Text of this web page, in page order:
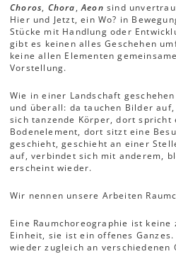
Choros, Chora,Aeon sind
Hier und Jetzt, ein Wo? in
Stücke mit Handlung oder
gibt es keinen alles Geschehen
keine allen Elementen
Vorstellung.
Wie in einer Landschaft
und überall: da tauchen Bilder auf,
sich tanzende Körper, dort
Bodenelement, dort sitzt eine
geschieht, geschieht an einer
auf, verbindet sich mit anderem,
erscheint wieder.
Wir nennen unsere Arbeiten
Eine Raumchoreographie ist
Einheit, sie ist ein offenes
wieder zugleich an verschiedenen